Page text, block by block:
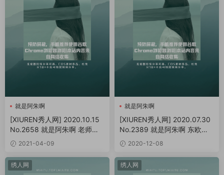
就是阿朱啊
[XIUREN秀人网] 2020.10.15
No.2658 就是阿朱啊 老师家
访的噩梦[62P/509MB]
2021-04-09
就是阿朱啊
[XIUREN秀人网] 2020.07.30
No.2389 就是阿朱啊 东欧旅
拍写真[69P/694MB]
2020-12-08
绣人网 绣人网